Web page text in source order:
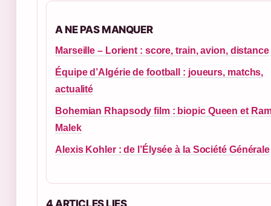
A NE PAS MANQUER
Marseille – Lorient : score, train, avion, distance
Équipe d’Algérie de football : joueurs, matchs,
actualité
Bohemian Rhapsody film : biopic Queen et
Malek
Alexis Kohler : de l’Élysée à la Société Générale